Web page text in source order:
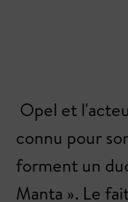
Opel et
connu pour
forment un
Manta ». Le